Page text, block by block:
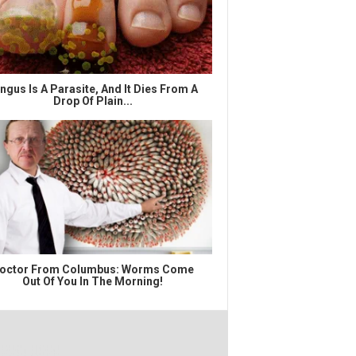
Is A Parasite, And It Dies From A
Drop Of Plain...
From Columbus: Worms Come
Out Of You In The Morning!